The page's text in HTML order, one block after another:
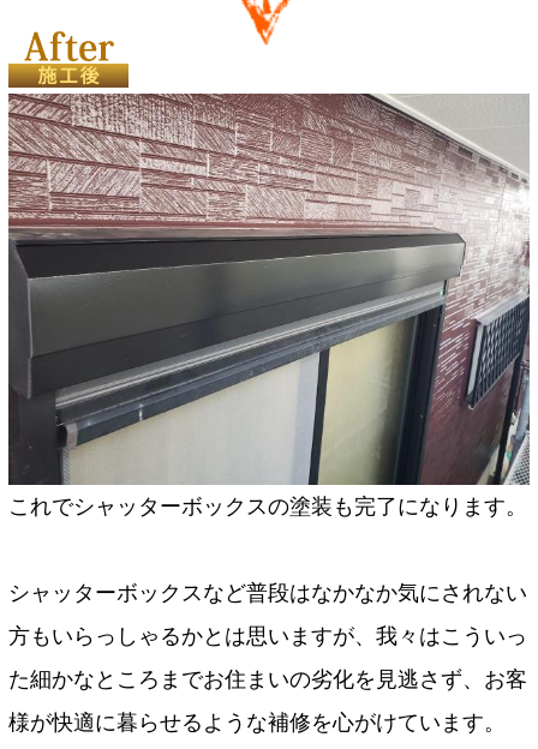
これでシャッターボックスの塗装も完了になります。
シャッターボックスなど普段はなかなか気にされない
方もいらっしゃるかとは思いますが、我々はこういっ
た細かなところまでお住まいの劣化を見逃さず、お客
様が快適に暮らせるような補修を心がけています。